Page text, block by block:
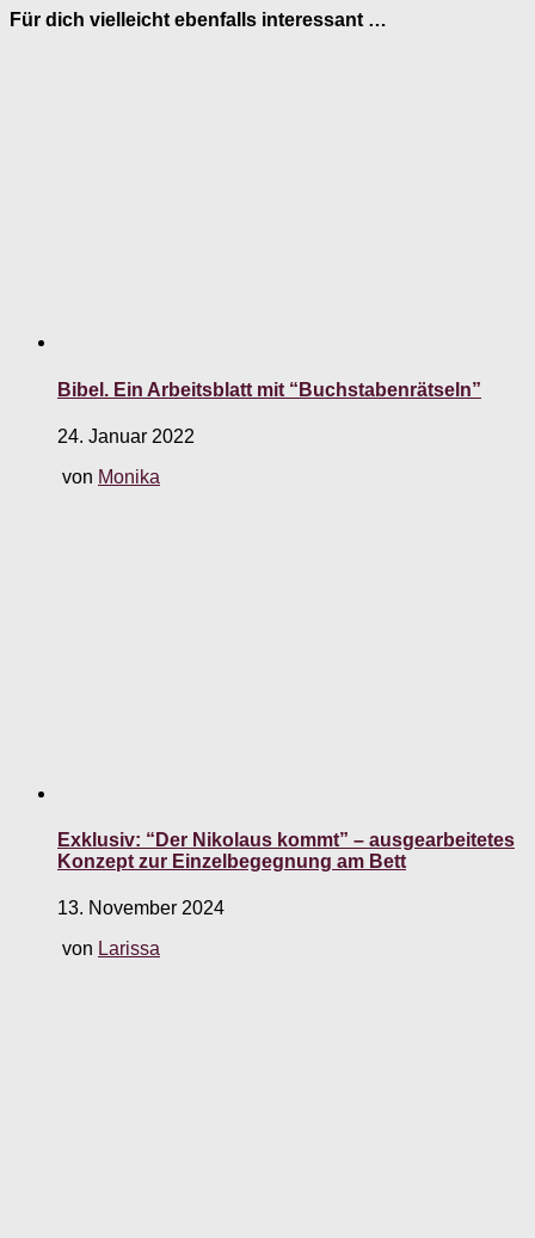
Für dich vielleicht ebenfalls interessant …
Bibel. Ein Arbeitsblatt mit “Buchstabenrätseln”
24. Januar 2022
von Monika
Exklusiv: “Der Nikolaus kommt” – ausgearbeitetes
Konzept zur Einzelbegegnung am Bett
13. November 2024
von Larissa